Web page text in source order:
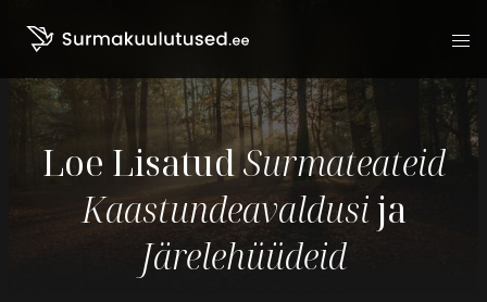
Liigu sisu juurde
Loe LisatudSurmateateid
Kaastundeavaldusija
Järelehüüdeid